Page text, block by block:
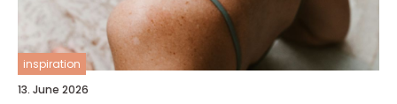
inspiration
13. June 2026